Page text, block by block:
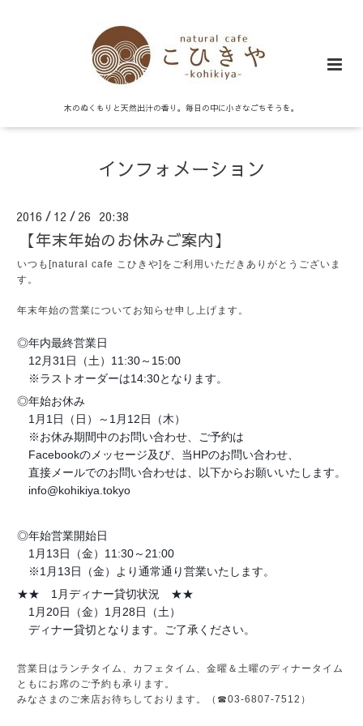
木のぬくもりと天然出汁の香り。毎日の中に小さなごちそうを。
インフォメーション
2016 / 12 / 26 20:38
【年末年始のお休みご案内】
いつも[natural cafe こひきや]をご利用いただきありがとうございま
す。
年末年始の営業についてお知らせ申し上げます。
◎年内最終営業日
12月31日（土）11:30～15:00
※ラストオーダーは14:30となります。
◎年始お休み
1月1日（日）～1月12日（木）
※お休み期間中のお問い合わせ、ご予約は
Facebookのメッセージ及び、当HPのお問い合わせ、
直接メールでのお問い合わせは、以下からお願いいたします。
info@kohikiya.tokyo
◎年始営業開始日
1月13日（金）11:30～21:00
※1月13日（金）より通常通り営業いたします。
★★ 1月ディナー貸切状況 ★★
1月20日（金）1月28日（土）
ディナー貸切となります。ご了承ください。
営業日はランチタイム、カフェタイム、金曜＆土曜のディナータイム
ともにお席のご予約も承ります。
みなさまのご来店お待ちしております。（☎03-6807-7512）